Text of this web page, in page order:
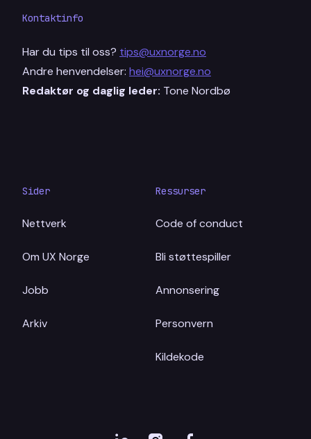
Kontaktinfo
Har du tips til oss? tips@uxnorge.no
Andre henvendelser: hei@uxnorge.no
Redaktør og daglig leder: Tone Nordbø
Sider
Nettverk
Om UX Norge
Jobb
Arkiv
Ressurser
Code of conduct
Bli støttespiller
Annonsering
Personvern
Kildekode